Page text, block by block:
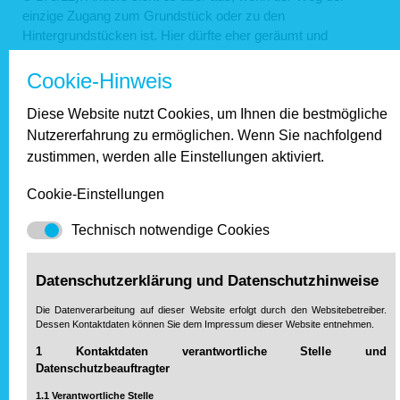
einzige Zugang zum Grundstück oder zu den
Hintergrundstücken ist. Hier dürfte eher geräumt und
gestreut werden müssen.
Privatstraßen können einer einzelnen Person, mehreren
Personen in Gemeinschaft, einer Gesellschaft, einer
Wohnungseigentümergemeinschaft oder einem Verband, wie
etwa einer Wegegemeinschaft, gehören. Die Fläche ist
Liegenschaftskataster erfasst und im Grundbuch einem oder
privatrechtlich, auch wenn die Fläche für die Allgemeinheit
zugänglich gemacht wird.
Miteigentümer ausdrücklich gegen
Beauftragung einer Firma
Im aktuellen Fall aus unserer Beratung wird die Zuwegung
von vier Häusern mit einem gemeinschaftlichen
Hofgrundstück genutzt, wobei die Eigentumsanteile an der
Cookie-Hinweis
Diese Website nutzt Cookies, um Ihnen die bestmögliche
Nutzererfahrung zu ermöglichen. Wenn Sie nachfolgend
zustimmen, werden alle Einstellungen aktiviert.
Cookie-Einstellungen
Technisch notwendige Cookies
Datenschutzerklärung und Datenschutzhinweise
Die Datenverarbeitung auf dieser Website erfolgt durch den Websitebetreiber.
Dessen Kontaktdaten können Sie dem Impressum dieser Website entnehmen.
1 Kontaktdaten verantwortliche Stelle und
Datenschutzbeauftragter
1.1 Verantwortliche Stelle